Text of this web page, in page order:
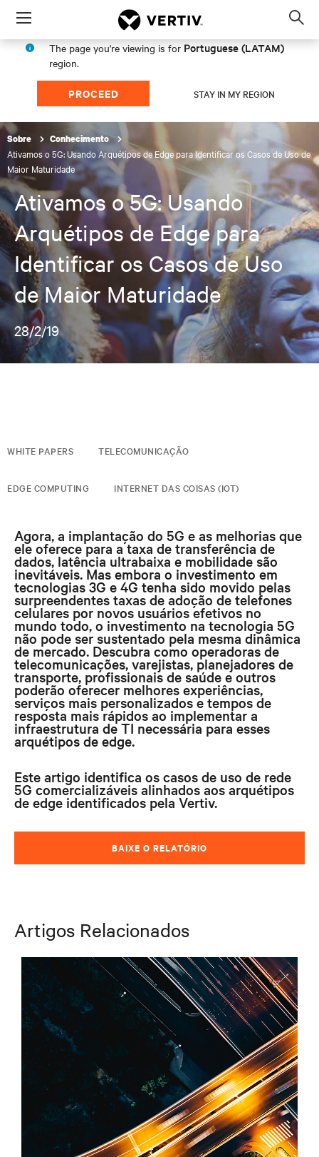
Menu
The page you're viewing is for Portuguese (LATAM)
region.
PROCEED STAY IN MY REGION
Sobre Conhecimento
Ativamos o 5G: Usando Arquétipos de Edge para Identificar os Casos de Uso de
Maior Maturidade
Ativamos o 5G: Usando
Arquétipos de Edge para
Identificar os Casos de Uso
de Maior Maturidade
28/2/19
WHITE PAPERS TELECOMUNICAÇÃO
EDGE COMPUTING INTERNET DAS COISAS (IOT)
Agora, a implantação do 5G e as melhorias que
ele oferece para a taxa de transferência de
dados, latência ultrabaixa e mobilidade são
inevitáveis. Mas embora o investimento em
tecnologias 3G e 4G tenha sido movido pelas
surpreendentes taxas de adoção de telefones
celulares por novos usuários efetivos no
mundo todo, o investimento na tecnologia 5G
não pode ser sustentado pela mesma dinâmica
de mercado. Descubra como operadoras de
telecomunicações, varejistas, planejadores de
transporte, profissionais de saúdeeoutros
poderão oferecer melhores experiências,
serviços mais personalizados e tempos de
resposta mais rápidos ao implementar a
infraestrutura de TI necessária para esses
arquétipos de edge.
Este artigo identifica os casos de uso de rede
5G comercializáveis alinhados aos arquétipos
de edge identificados pela Vertiv.
BAIXE O RELATÓRIO
Artigos Relacionados